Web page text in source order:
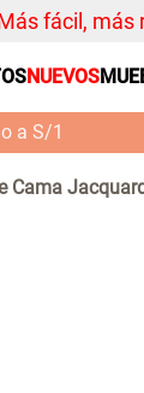
fácil, más
NUEVOS
a S/1
Cama